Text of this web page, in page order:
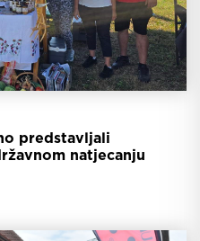
predstavljali
natjecanju